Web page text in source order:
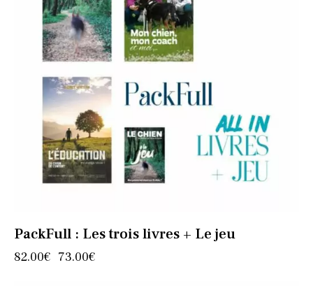
PackFull : Les trois livres + Le jeu
82.00€ 73.00€